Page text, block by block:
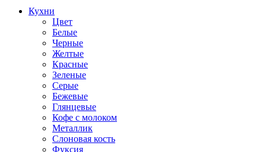
Кухни
Цвет
Белые
Черные
Желтые
Красные
Зеленые
Серые
Бежевые
Глянцевые
Кофе с молоком
Металлик
Слоновая кость
Фуксия